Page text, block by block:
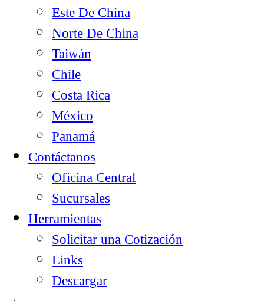
Este De China
Norte De China
Taiwán
Chile
Costa Rica
México
Panamá
Contáctanos
Oficina Central
Sucursales
Herramientas
Solicitar una Cotización
Links
Descargar